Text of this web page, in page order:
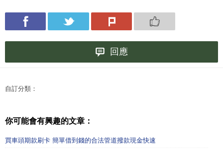
回應
自訂分類：
你可能會有興趣的文章：
買車頭期款刷卡 簡單借到錢的合法管道撥款現金快速